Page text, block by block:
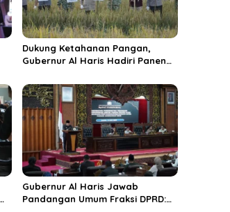
Dukung Ketahanan Pangan,
Gubernur Al Haris Hadiri Panen
Tanjungjabung Timur
Gubernur Al Haris Jawab
Pandangan Umum Fraksi DPRD: